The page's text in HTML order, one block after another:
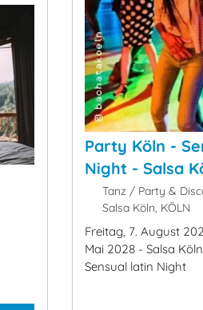
Party Köln -
Night - Salsa
Tanz / Party &
Salsa Köln, KÖLN
Freitag, 7. August
Mai 2028 - Salsa
Sensual latin Night